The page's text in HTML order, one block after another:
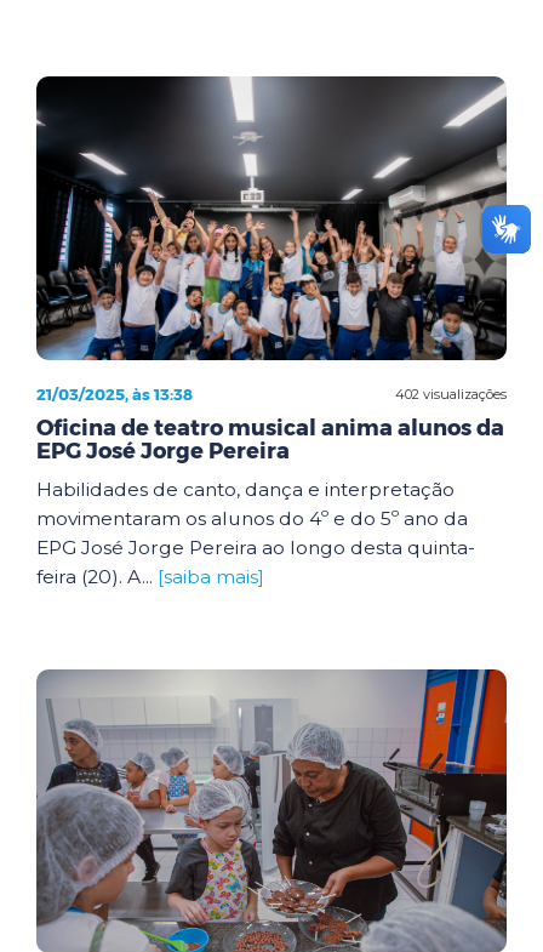
402 visualizações
21/03/2025, às 13:38
Oficina de teatro musical anima alunos da
EPG José Jorge Pereira
Habilidades de canto, dança e interpretação
movimentaram os alunos do 4º e do 5º ano da
EPG José Jorge Pereira ao longo desta quinta-
feira (20). A... [saiba mais]